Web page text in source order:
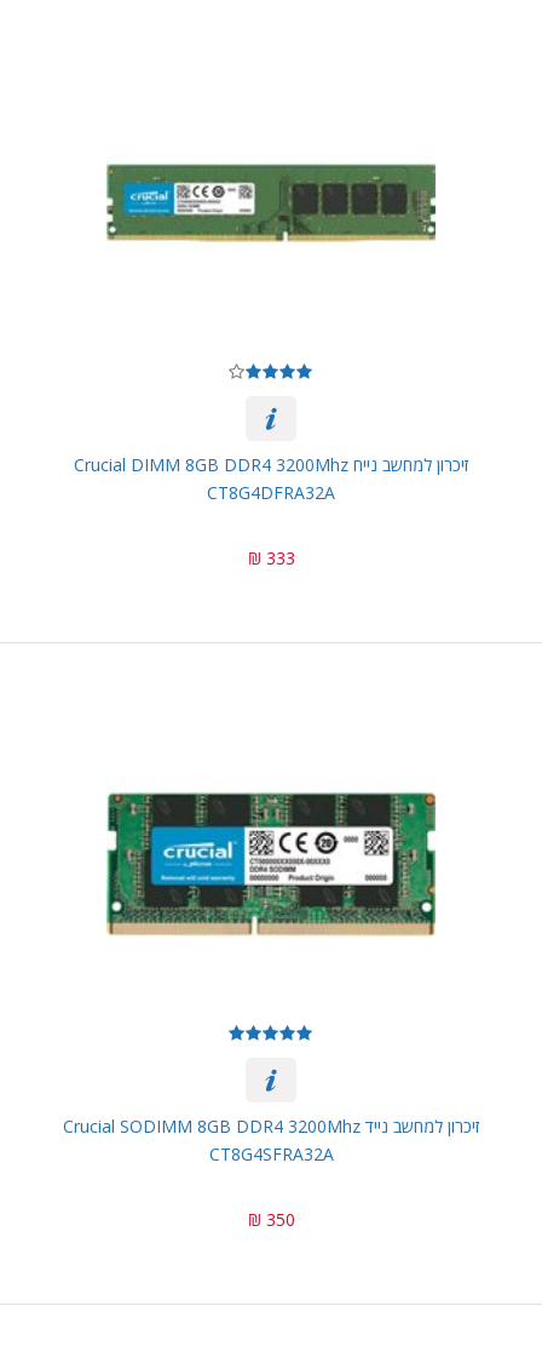
זיכרון למחשב נייח Crucial DIMM 8GB DDR4 3200Mhz
CT8G4DFRA32A
333 ₪
זיכרון למחשב נייד Crucial SODIMM 8GB DDR4 3200Mhz
CT8G4SFRA32A
350 ₪